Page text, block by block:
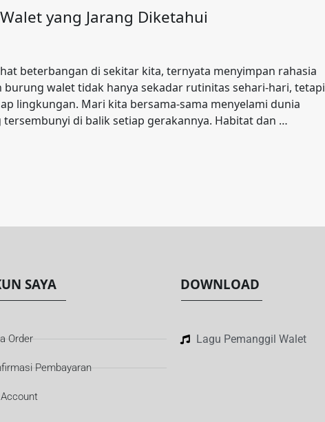
yang Jarang Diketahui
beterbangan di sekitar kita, ternyata menyimpan rahasia
walet tidak hanya sekadar rutinitas sehari-hari, tetapi
lingkungan. Mari kita bersama-sama menyelami dunia
di balik setiap gerakannya. Habitat dan …
SAYA
Order
Pembayaran
DOWNLOAD
Lagu Pemanggil Walet